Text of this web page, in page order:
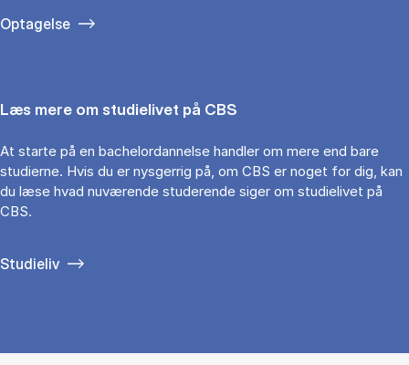
Optagelse
Læs mere om studielivet på CBS
At starte på en bachelordannelse handler om mere end bare
studierne. Hvis du er nysgerrig på, om CBS er noget for dig, kan
du læse hvad nuværende studerende siger om studielivet på
CBS.
Studieliv